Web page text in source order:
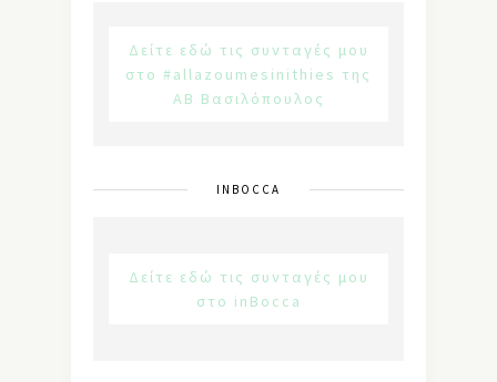
Δείτε εδώ τις συνταγές μου
στο #allazoumesinithies της
ΑΒ Βασιλόπουλος
INBOCCA
Δείτε εδώ τις συνταγές μου
στο inBocca